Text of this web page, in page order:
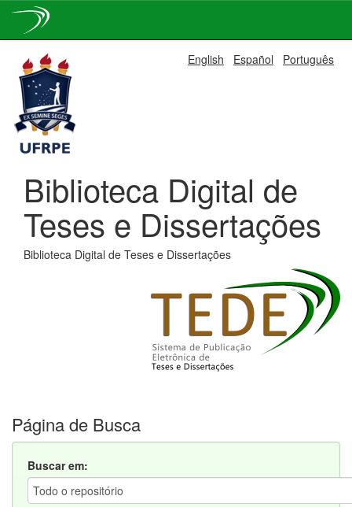
navigation
English Español Português
Biblioteca Digital de
Teses e Dissertações
Biblioteca Digital de Teses e Dissertações
Página de Busca
Buscar em: